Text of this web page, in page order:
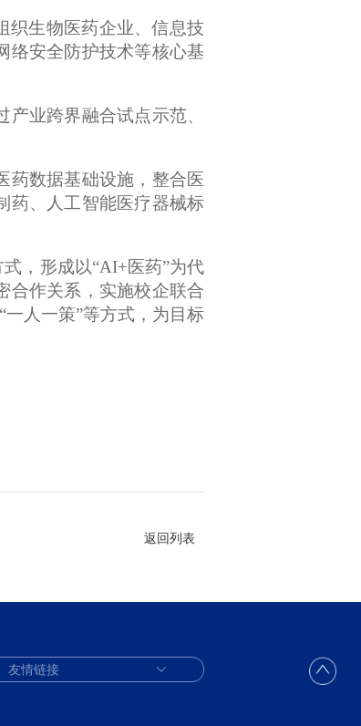
织生物医药企业、信息技
络安全防护技术等核心基
业跨界融合试点示范、
数据基础设施，整合医
药、人工智能医疗器械标
，形成以“AI+医药”为代
合作关系，实施校企联合
人一策”等方式，为目标
返回列表
友情链接